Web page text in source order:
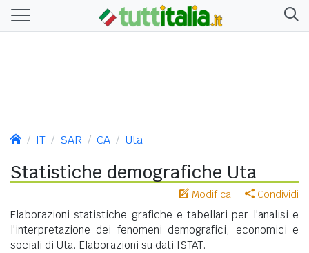
IT SAR CA Uta
Statistiche demografiche Uta
Modifica Condividi
Elaborazioni statistiche grafiche e tabellari per l'analisi e
l'interpretazione dei fenomeni demografici, economici e
sociali di Uta. Elaborazioni su dati ISTAT.